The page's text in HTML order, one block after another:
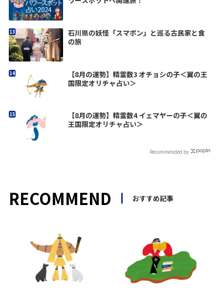
石川県の妖怪「スマボン」と巡る古民家と食
の旅
【8月の運勢】精霊数3 オチョシの子＜翼の王
国限定オリチャ占い＞
【8月の運勢】精霊数4 イェマヤーの子＜翼の
王国限定オリチャ占い＞
Recommended by
RECOMMEND おすすめ記事